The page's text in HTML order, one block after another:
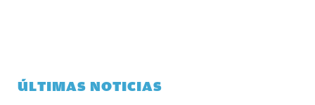
ÚLTIMAS NOTICIAS